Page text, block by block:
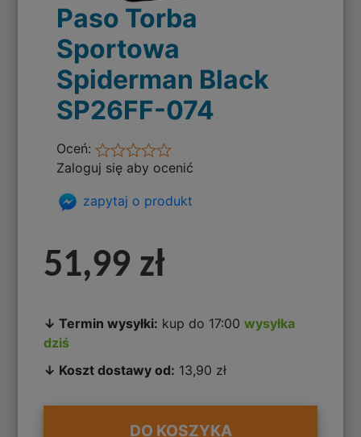
Paso Torba
Sportowa
Spiderman Black
SP26FF-074
Oceń:
Zaloguj się aby ocenić
zapytaj o produkt
51,99 zł
↓ Termin wysyłki: kup do 17:00wysyłka
dziś
↓ Koszt dostawy od: 13,90 zł
DO KOSZYKA